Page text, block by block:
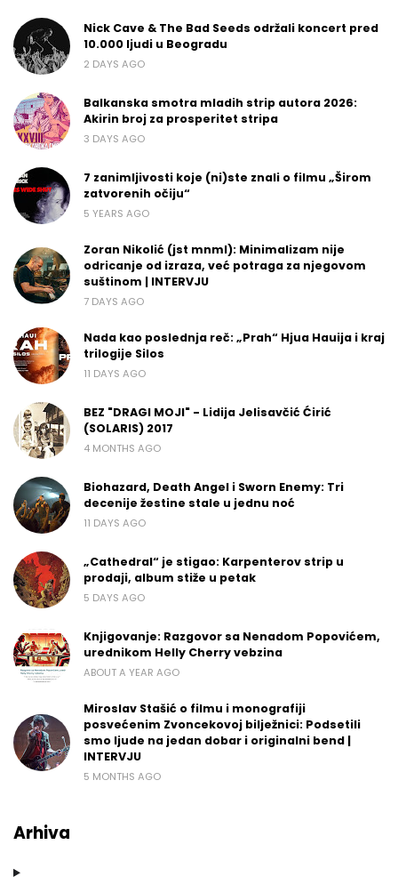
Nick Cave & The Bad Seeds održali koncert pred
10.000 ljudi u Beogradu
2 DAYS AGO
Balkanska smotra mladih strip autora 2026:
Akirin broj za prosperitet stripa
3 DAYS AGO
7 zanimljivosti koje (ni)ste znali o filmu „Širom
zatvorenih očiju“
5 YEARS AGO
Zoran Nikolić (jst mnml): Minimalizam nije
odricanje od izraza, već potraga za njegovom
suštinom | INTERVJU
7 DAYS AGO
Nada kao poslednja reč: „Prah“ Hjua Hauija i kraj
trilogije Silos
11 DAYS AGO
BEZ "DRAGI MOJI" - Lidija Jelisavčić Ćirić
(SOLARIS) 2017
4 MONTHS AGO
Biohazard, Death Angel i Sworn Enemy: Tri
decenije žestine stale u jednu noć
11 DAYS AGO
„Cathedral“ je stigao: Karpenterov strip u
prodaji, album stiže u petak
5 DAYS AGO
Knjigovanje: Razgovor sa Nenadom Popovićem,
urednikom Helly Cherry vebzina
ABOUT A YEAR AGO
Miroslav Stašić o filmu i monografiji
posvećenim Zvoncekovoj bilježnici: Podsetili
smo ljude na jedan dobar i originalni bend |
INTERVJU
5 MONTHS AGO
Arhiva